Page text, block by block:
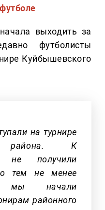
выходить за
футболисты
Куйбышевского
на турнире
района. К
получили
тем не менее
мы начали
районного